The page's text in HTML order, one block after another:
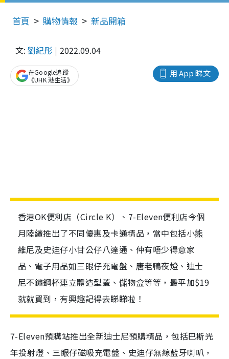
首頁 購物情報 新品開箱
文: 劉紀彤 2022.09.04
用 App 睇文
在Google追蹤
《UHK 港生活》
香港OK便利店（Circle K）、7-Eleven便利店今個
月陸續推出了不同優惠及卡通精品，當中包括小熊
維尼及史迪仔小甘公仔八達通、仲有唔少得意家
品、電子用品如三眼仔充電盤、唐老鴨夜燈、迪士
尼不鏽鋼杯連立體造型蓋、儲物盒等等，最平加$19
就就買到，有興趣記得去睇睇啦！
7-Eleven預購站推出全新迪士尼預購精品，包括巴斯光
年投射燈、三眼仔磁吸充電盤、史迪仔無線藍牙喇叭，